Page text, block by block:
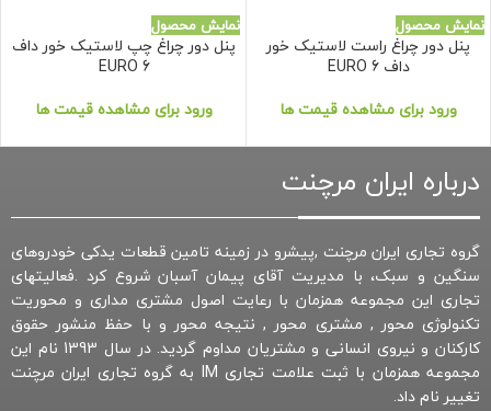
نمایش محصول
پنل دور چراغ راست لاستیک خور
داف EURO 6
ورود برای مشاهده قیمت ها
نمایش محصول
پنل دور چراغ چپ لاستیک خور داف
EURO 6
ورود برای مشاهده قیمت ها
درباره ایران مرچنت
گروه تجاری ایران مرچنت ,پیشرو در زمینه تامین قطعات یدکی خودروهای
سنگین و سبک، با مدیریت آقای پیمان آسبان شروع کرد .فعالیتهای
تجاری این مجموعه همزمان با رعایت اصول مشتری مداری و محوریت
تکنولوژی محور , مشتری محور , نتیجه محور و با حفظ منشور حقوق
کارکنان و نیروی انسانی و مشتریان مداوم گردید. در سال 1393 نام این
مجموعه همزمان با ثبت علامت تجاری IM به گروه تجاری ایران مرچنت
تغییر نام داد.